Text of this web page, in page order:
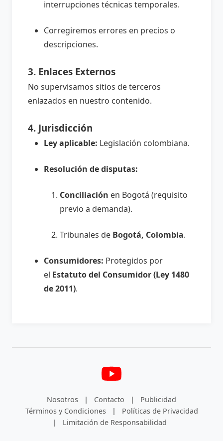
interrupciones técnicas temporales.
Corregiremos errores en precios o
descripciones.
3. Enlaces Externos
No supervisamos sitios de terceros
enlazados en nuestro contenido.
4. Jurisdicción
Ley aplicable: Legislación colombiana.
Resolución de disputas:
Conciliación en Bogotá (requisito
previo a demanda).
Tribunales de Bogotá, Colombia.
Consumidores: Protegidos por
el Estatuto del Consumidor (Ley 1480
de 2011).
Nosotros | Contacto |
Publicidad
Términos y Condiciones
|
Políticas de Privacidad
|
Limitación de Responsabilidad